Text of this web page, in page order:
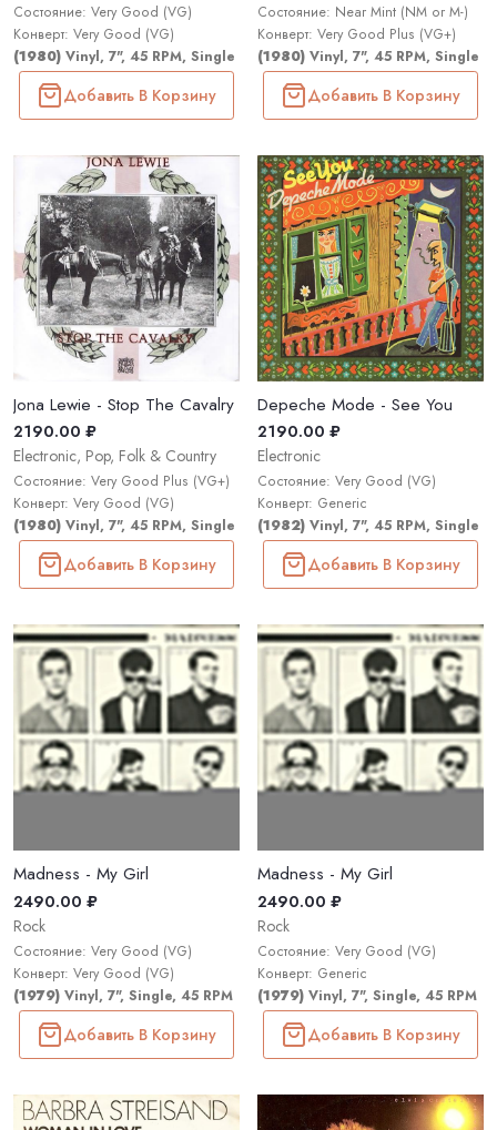
Состояние: Very Good (VG)
Конверт: Very Good (VG)
(1980) Vinyl, 7", 45 RPM, Single
Добавить В Корзину
Состояние: Near Mint (NM or M-)
Конверт: Very Good Plus (VG+)
(1980) Vinyl, 7", 45 RPM, Single
Добавить В Корзину
Jona Lewie - Stop The Cavalry
2190.00 ₽
Electronic, Pop, Folk & Country
Состояние: Very Good Plus (VG+)
Конверт: Very Good (VG)
(1980) Vinyl, 7", 45 RPM, Single
Добавить В Корзину
Depeche Mode - See You
2190.00 ₽
Electronic
Состояние: Very Good (VG)
Конверт: Generic
(1982) Vinyl, 7", 45 RPM, Single
Добавить В Корзину
Madness - My Girl
2490.00 ₽
Rock
Состояние: Very Good (VG)
Конверт: Very Good (VG)
(1979) Vinyl, 7", Single, 45 RPM
Добавить В Корзину
Madness - My Girl
2490.00 ₽
Rock
Состояние: Very Good (VG)
Конверт: Generic
(1979) Vinyl, 7", Single, 45 RPM
Добавить В Корзину